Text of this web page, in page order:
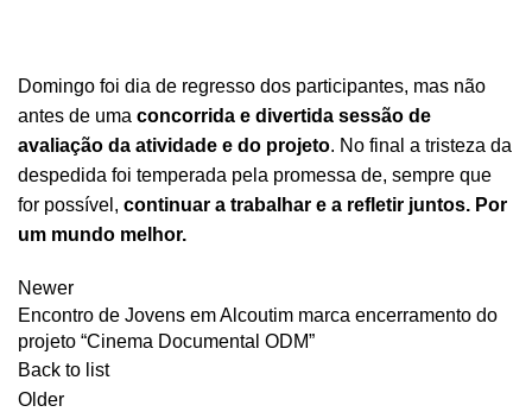
Domingo foi dia de regresso dos participantes, mas não
antes de uma concorrida e divertida sessão de
avaliação da atividade e do projeto. No final a tristeza da
despedida foi temperada pela promessa de, sempre que
for possível, continuar a trabalhar e a refletir juntos. Por
um mundo melhor.
Newer
Encontro de Jovens em Alcoutim marca encerramento do
projeto “Cinema Documental ODM”
Back to list
Older